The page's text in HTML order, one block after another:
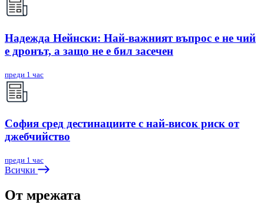
Надежда Нейнски: Най-важният въпрос е не чий
е дронът, а защо не е бил засечен
преди 1 час
София сред дестинациите с най-висок риск от
джебчийство
преди 1 час
Всички
От мрежата